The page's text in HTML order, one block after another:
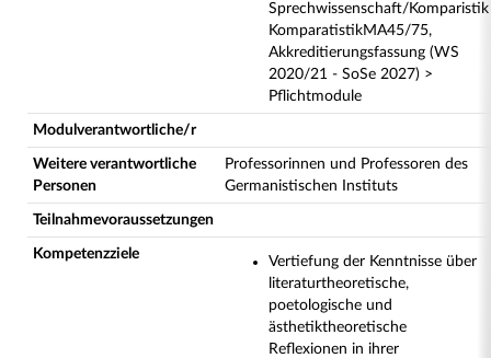
Sprechwissenschaft/Komparistik
KomparatistikMA45/75,
Akkreditierungsfassung (WS
2020/21 - SoSe 2027) >
Pflichtmodule
Modulverantwortliche/r
Weitere verantwortliche
Personen
Professorinnen und Professoren des
Germanistischen Instituts
Teilnahmevoraussetzungen
Kompetenzziele
Vertiefung der Kenntnisse über
literaturtheoretische,
poetologische und
ästhetiktheoretische
Reflexionen in ihrer